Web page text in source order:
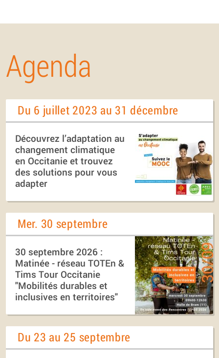
Agenda
Du 6 juillet 2023 au 31 décembre
Découvrez l’adaptation au
changement climatique
en Occitanie et trouvez
des solutions pour vous
adapter
Mer. 30 septembre
30 septembre 2026 :
Matinée - réseau TOTEn &
Tims Tour Occitanie
"Mobilités durables et
inclusives en territoires"
Du 23 au 25 septembre